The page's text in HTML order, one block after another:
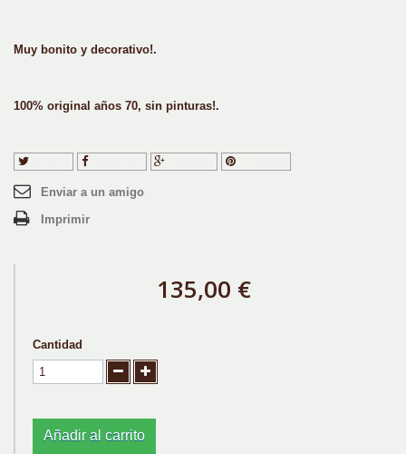
Muy bonito y decorativo!.
100% original años 70, sin pinturas!.
Tuitear Compartir
Enviar a un amigo
Imprimir
135,00 €
Cantidad
Añadir al carrito